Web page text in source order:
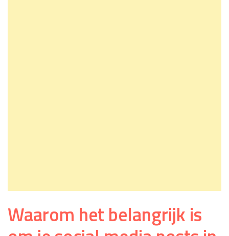
Waarom het belangrijk is